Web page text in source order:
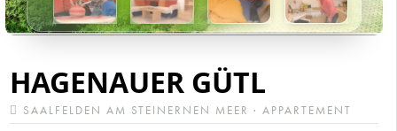
HAGENAUER GÜTL
SAALFELDEN AM STEINERNEN MEER · APPARTEMENT